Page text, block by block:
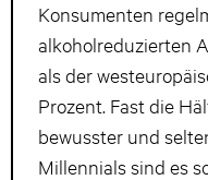
Konsumenten
alkoholreduzierten
als der
Prozent. Fast die
bewusster und
Millennials sind es